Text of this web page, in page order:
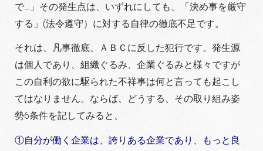
で…」その発生点は、いずれにしても、「決め事を厳守
する」(法令遵守）に対する自律の徹底不足です。
それは、凡事徹底、ＡＢＣに反した犯行です。発生源
は個人であり、組織ぐるみ、企業ぐるみと様々ですが
この自利の欲に駆られた不祥事は何と言っても起こし
てはなりません。ならば、どうする、その取り組み姿
勢6条件を記してみると、
①自分が働く企業は、誇りある企業であり、もっと良